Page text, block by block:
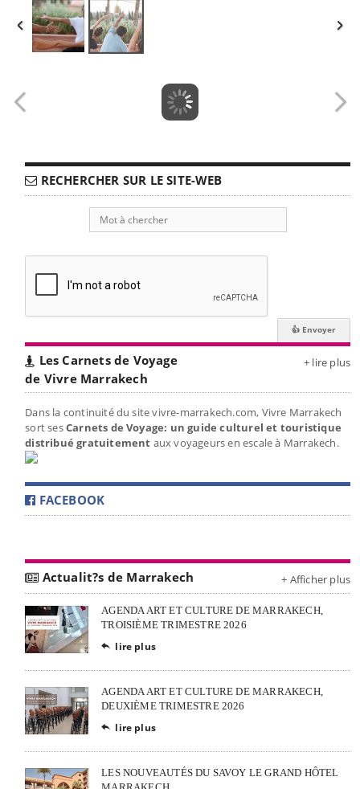
RECHERCHER SUR LE SITE-WEB
Les Carnets de Voyage
de Vivre Marrakech
+ lire plus
Dans la continuité du site vivre-marrakech.com, Vivre Marrakech
sort sesCarnets de Voyage: un guide culturel et touristique
distribué gratuitement aux voyageurs en escale à Marrakech.
FACEBOOK
Actualit?s de Marrakech + Afficher plus
AGENDA ART ET CULTURE DE MARRAKECH,
TROISIÈME TRIMESTRE 2026
 lire plus
AGENDA ART ET CULTURE DE MARRAKECH,
DEUXIÈME TRIMESTRE 2026
 lire plus
LES NOUVEAUTÉS DU SAVOY LE GRAND HÔTEL